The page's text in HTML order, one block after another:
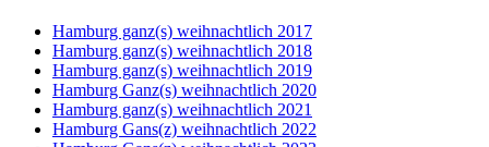
Hamburg ganz(s) weihnachtlich 2017
Hamburg ganz(s) weihnachtlich 2018
Hamburg ganz(s) weihnachtlich 2019
Hamburg Ganz(s) weihnachtlich 2020
Hamburg ganz(s) weihnachtlich 2021
Hamburg Gans(z) weihnachtlich 2022